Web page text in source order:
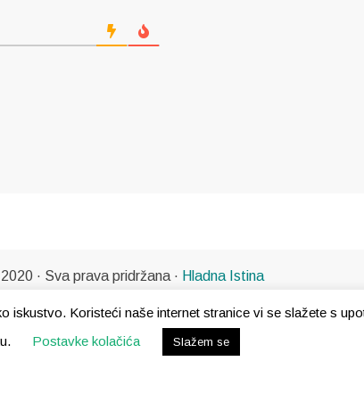
iskustvo. Koristeći naše internet stranice vi se slažete s
Postavke kolačića Slažem se
· Sva prava pridržana · Hladna Istina